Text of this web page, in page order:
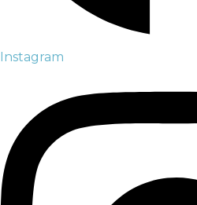
Instagram